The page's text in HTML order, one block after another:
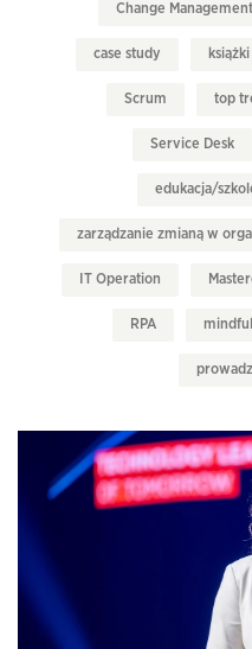
Change Management
case study
Scrum top
Service Desk
edukacja/
zarządzanie zmianą w
IT Operation
RPA